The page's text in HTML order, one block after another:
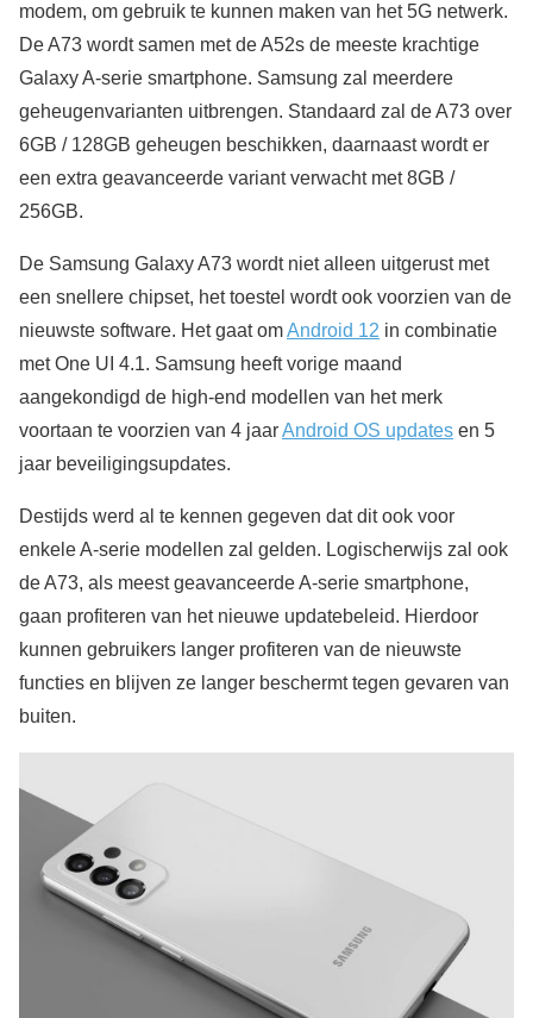
modem, om gebruik te kunnen maken van het 5G netwerk.
De A73 wordt samen met de A52s de meeste krachtige
Galaxy A-serie smartphone. Samsung zal meerdere
geheugenvarianten uitbrengen. Standaard zal de A73 over
6GB / 128GB geheugen beschikken, daarnaast wordt er
een extra geavanceerde variant verwacht met 8GB /
256GB.
De Samsung Galaxy A73 wordt niet alleen uitgerust met
een snellere chipset, het toestel wordt ook voorzien van de
nieuwste software. Het gaat omAndroid 12 in combinatie
met One UI 4.1. Samsung heeft vorige maand
aangekondigd de high-end modellen van het merk
voortaan te voorzien van 4 jaarAndroid OS updates en 5
jaar beveiligingsupdates.
Destijds werd al te kennen gegeven dat dit ook voor
enkele A-serie modellen zal gelden. Logischerwijs zal ook
de A73, als meest geavanceerde A-serie smartphone,
gaan profiteren van het nieuwe updatebeleid. Hierdoor
kunnen gebruikers langer profiteren van de nieuwste
functies en blijven ze langer beschermt tegen gevaren van
buiten.